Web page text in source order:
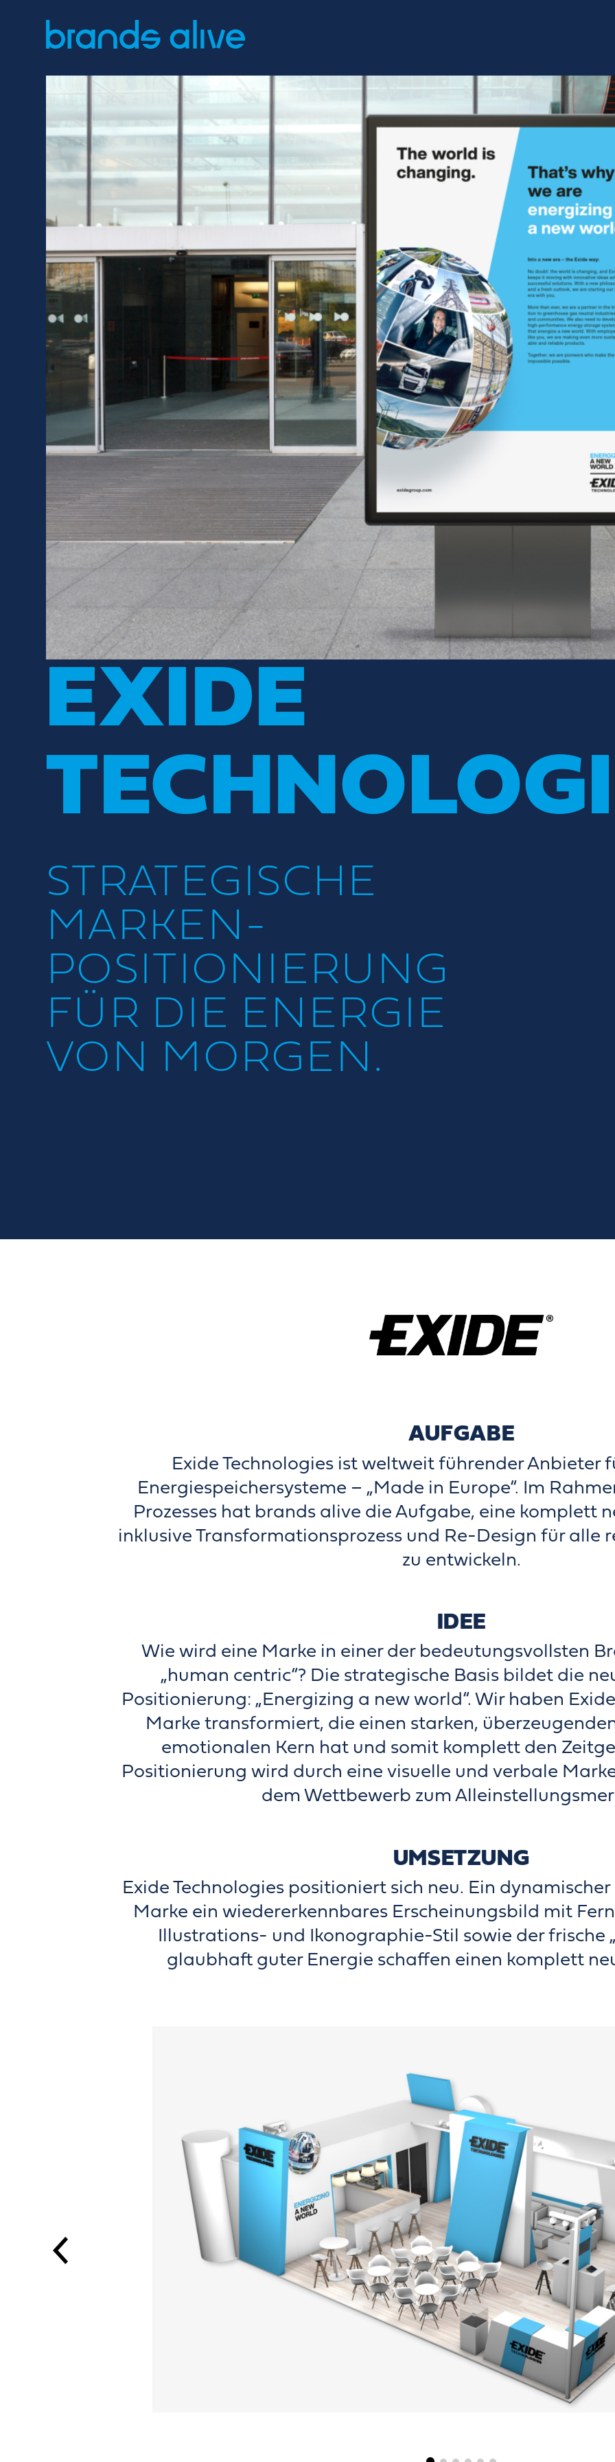
EXIDE
STRATEGISCHE
MARKEN-
POSITIONIERUNG
FÜR DIE ENERGIE
VON MORGEN.
AUFGABE
Exide Technologies ist weltweit führender Anbieter
Energiespeichersysteme – „Made in Europe“. Im
Prozesses hat brands alive die Aufgabe, eine komplett
inklusive Transformationsprozess und Re-Design für alle
zu entwickeln.
IDEE
Wie wird eine Marke in einer der bedeutungsvollsten
„human centric“? Die strategische Basis bildet die
Positionierung: „Energizing a new world“. Wir haben
Marke transformiert, die einen starken,
emotionalen Kern hat und somit komplett den
Positionierung wird durch eine visuelle und verbale
dem Wettbewerb zum
UMSETZUNG
Exide Technologies positioniert sich neu. Ein
Marke ein wiedererkennbares Erscheinungsbild mit
Illustrations- und Ikonographie-Stil sowie der frische
glaubhaft guter Energie schaffen einen komplett